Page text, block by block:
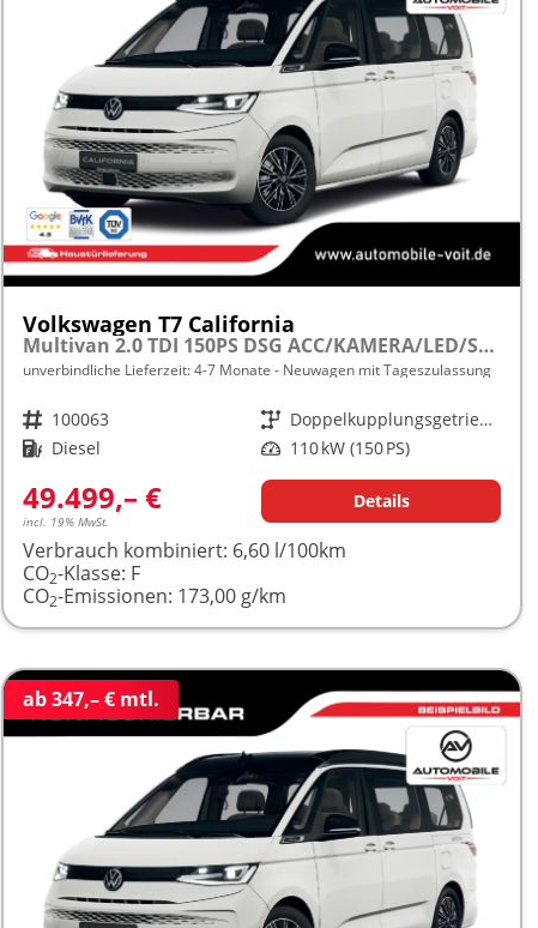
Volkswagen T7 California
Multivan 2.0 TDI 150PS DSG ACC/KAMERA/LED/SMARTLINK/SCHLAFDACH frei konfigurierbar!
unverbindliche Lieferzeit: 4-7 Monate Neuwagen mit Tageszulassung
Fahrzeugnr. 100063 Getriebe
Doppelkupplungsgetriebe (DSG)
Kraftstoff Diesel Leistung 110 kW (150 PS)
49.499,– €
incl. 19% MwSt.
Details
Verbrauch kombiniert: 6,60 l/100km
CO2-Klasse: F
CO2-Emissionen: 173,00 g/km
ab 347,– € mtl.